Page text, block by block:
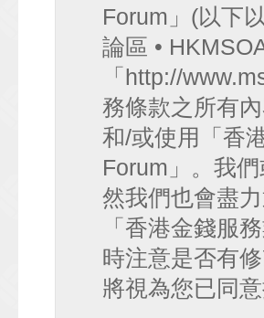
Forum」(以下
論區 •
「http://
務條款之所有
和/或使用「香
Forum」。我
然我們也會盡
「香港金錢服
時注意是否有
將視為您已同